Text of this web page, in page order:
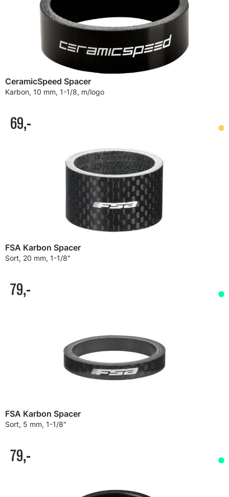
CeramicSpeed Spacer
Karbon, 10 mm, 1-1/8, m/logo
69,-
FSA Karbon Spacer
Sort, 20 mm, 1-1/8"
79,-
FSA Karbon Spacer
Sort, 5 mm, 1-1/8"
79,-